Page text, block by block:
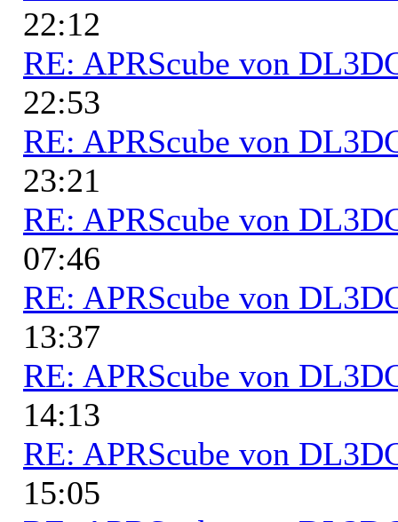
22:12
RE: APRScube von
22:53
RE: APRScube von
23:21
RE: APRScube von
07:46
RE: APRScube von
13:37
RE: APRScube von
14:13
RE: APRScube von
15:05